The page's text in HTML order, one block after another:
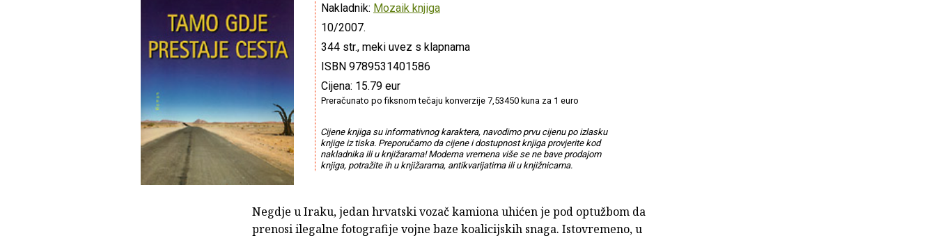
Nakladnik: Mozaik knjiga
10/2007.
344 str., meki uvez s klapnama
ISBN 9789531401586
Cijena: 15.79 eur
Preračunato po fiksnom tečaju konverzije 7,53450 kuna za 1 euro
Cijene knjiga su informativnog karaktera, navodimo prvu cijenu po izlasku
knjige iz tiska. Preporučamo da cijene i dostupnost knjiga provjerite kod
nakladnika ili u knjižarama! Moderna vremena više se ne bave prodajom
knjiga, potražite ih u knjižarama, antikvarijatima ili u knjižnicama.
Negdje u Iraku, jedan hrvatski vozač kamiona uhićen je pod optužbom da
prenosi ilegalne fotografije vojne baze koalicijskih snaga. Istovremeno, u